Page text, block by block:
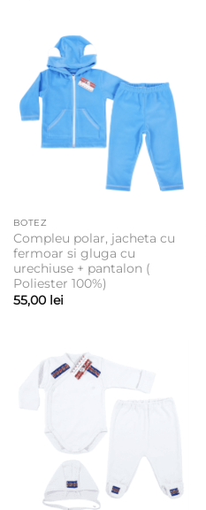
BOTEZ
Compleu polar, jacheta cu
fermoar si gluga cu
urechiuse + pantalon (
Poliester 100%)
55,00 lei